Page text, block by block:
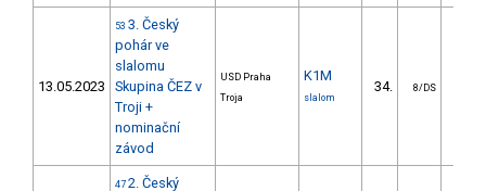
13.05.2023
53 3. Český
pohár ve
slalomu
Skupina ČEZ v
Troji +
nominační
závod
USD Praha
Troja
K1M
slalom
34. 8/DS
47 2. Český